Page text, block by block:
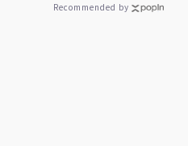
Recommended by